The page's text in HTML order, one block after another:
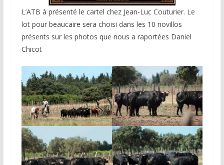
L’ATB à présenté le cartel chez Jean-Luc Couturier. Le
lot pour beaucaire sera choisi dans les 10 novillos
présents sur les photos que nous a raportées Daniel
Chicot